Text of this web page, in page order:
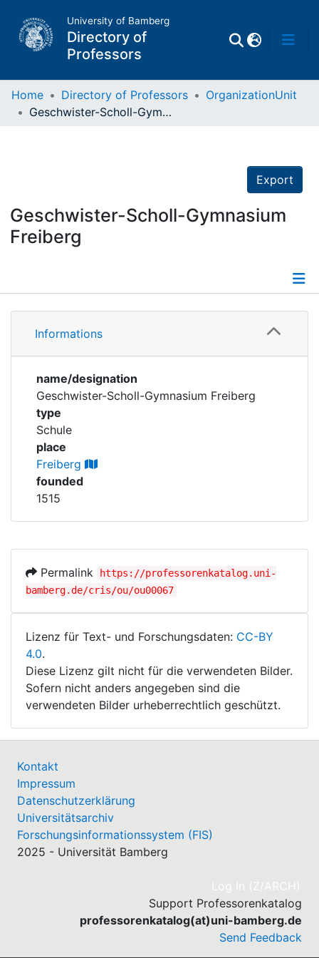
University of Bamberg
Directory of
Professors
Corporations
registry
Home Directory of Professors
OrganizationUnit
Geschwister-Scholl-Gymnasium Freiberg
Export
Geschwister-Scholl-Gymnasium
Freiberg
Details
Informations
name/designation
Geschwister-Scholl-Gymnasium Freiberg
type
Schule
place
Freiberg
founded
1515
Permalink
https://professorenkatalog.uni-
bamberg.de/cris/ou/ou00067
Lizenz für Text- und Forschungsdaten: CC-BY
4.0.
Diese Lizenz gilt nicht für die verwendeten Bilder.
Sofern nicht anders angegeben sind die
verwendeten Bilder urheberrechtlich geschützt.
Kontakt
Impressum
Datenschutzerklärung
Universitätsarchiv
Forschungsinformationssystem (FIS)
2025 - Universität Bamberg
Log In (Z/ARCH)
Support Professorenkatalog
professorenkatalog(at)uni-bamberg.de
Send Feedback